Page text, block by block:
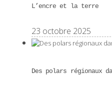
L’encre et la terre
23 octobre 2025
Des polars régionaux